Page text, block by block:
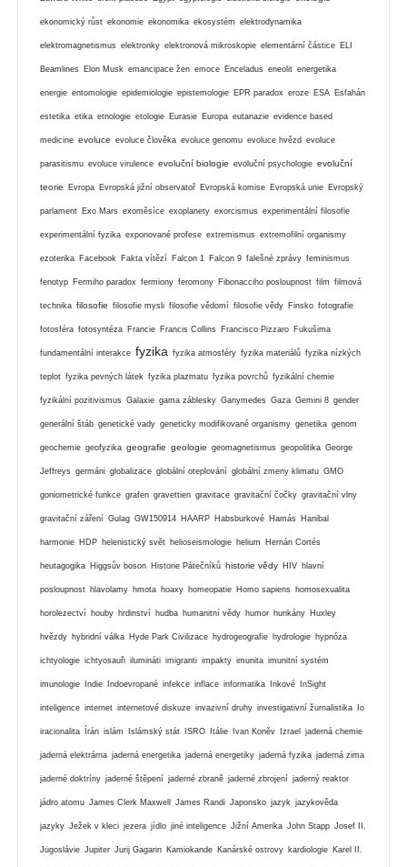
ekonomický růst ekonomie ekonomika ekosystém elektrodynamika
elektromagnetismus elektronky elektronová mikroskopie elementární částice ELI
Beamlines Elon Musk emancipace žen emoce Enceladus eneolit energetika
energie entomologie epidemiologie epistemologie EPR paradox eroze ESA Esfahán
estetika etika etnologie etologie Eurasie Europa eutanazie evidence based
medicine evoluce evoluce člověka evoluce genomu evoluce hvězd evoluce
parasitismu evoluce virulence evoluční biologie evoluční psychologie evoluční
teorie Evropa Evropská jižní observatoř Evropská komise Evropská unie Evropský
parlament Exo Mars exoměsíce exoplanety exorcismus experimentální filosofie
experimentální fyzika exponované profese extremismus extremofilní organismy
ezoterika Facebook Fakta vítězí Falcon 1 Falcon 9 falešné zprávy feminismus
fenotyp Fermiho paradox fermiony feromony Fibonacciho posloupnost film filmová
technika filosofie filosofie mysli filosofie vědomí filosofie vědy Finsko fotografie
fotosféra fotosyntéza Francie Francis Collins Francisco Pizzaro Fukušima
fundamentální interakce fyzika fyzika atmosféry fyzika materiálů fyzika nízkých
teplot fyzika pevných látek fyzika plazmatu fyzika povrchů fyzikální chemie
fyzikální pozitivismus Galaxie gama záblesky Ganymedes Gaza Gemini 8 gender
generální štáb genetické vady geneticky modifikované organismy genetika genom
geochemie geofyzika geografie geologie geomagnetismus geopolitika George
Jeffreys germáni globalizace globální oteplování globální zmeny klimatu GMO
goniometrické funkce grafen gravettien gravitace gravitační čočky gravitační vlny
gravitační záření Gulag GW150914 HAARP Habsburkové Hamás Hanibal
harmonie HDP helenistický svět helioseismologie helium Hernán Cortés
heutagogika Higgsův boson Historie Pátečníků historie vědy HIV hlavní
posloupnost hlavolamy hmota hoaxy homeopatie Homo sapiens homosexualita
horolezectví houby hrdinství hudba humanitní vědy humor hurikány Huxley
hvězdy hybridní válka Hyde Park Civilizace hydrogeografie hydrologie hypnóza
ichtyologie ichtyosauři ilumináti imigranti impakty imunita imunitní systém
imunologie Indie Indoevropané infekce inflace informatika Inkové InSight
inteligence internet internetové diskuze invazivní druhy investigativní žurnalistika Io
iracionalita Írán islám Islámský stát ISRO Itálie Ivan Koněv Izrael jaderná chemie
jaderná elektrárna jaderná energetika jaderná energetiky jaderná fyzika jaderná zima
jaderné doktríny jaderné štěpení jaderné zbraně jaderné zbrojení jaderný reaktor
jádro atomu James Clerk Maxwell James Randi Japonsko jazyk jazykověda
jazyky Ježek v kleci jezera jídlo jiné inteligence Jižní Amerika John Stapp Josef II.
Jugoslávie Jupiter Jurij Gagarin Kamiokande Kanárské ostrovy kardiologie Karel II.